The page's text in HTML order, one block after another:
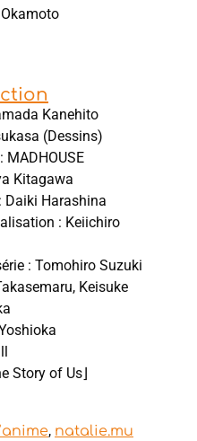
Kanehito
(Dessins)
MADHOUSE
Kitagawa
Daiki Harashina
: Keiichiro
: Tomohiro Suzuki
Keisuke
Story of Us⌋
, natalie.mu